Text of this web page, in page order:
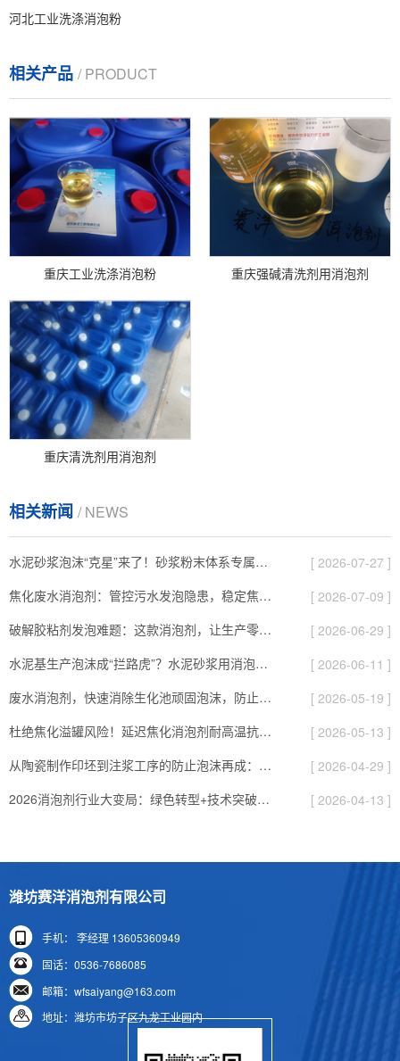
河北工业洗涤消泡粉
相关产品 / PRODUCT
重庆工业洗涤消泡粉 重庆强碱清洗剂用消泡剂
重庆清洗剂用消泡剂
相关新闻 / NEWS
水泥砂浆泡沫“克星”来了！砂浆粉末体系专属消泡粉，如何破解生产顽疾？
[ 2026-07-27 ]
焦化废水消泡剂：管控污水发泡隐患，稳定焦化污水处理工况
[ 2026-07-09 ]
破解胶粘剂发泡难题：这款消泡剂，让生产零缺陷、成本更可控！
[ 2026-06-29 ]
水泥基生产泡沫成“拦路虎”？水泥砂浆用消泡剂，高效破泡还提耐久性
[ 2026-06-11 ]
废水消泡剂，快速消除生化池顽固泡沫，防止溢流与菌胶团破坏，提升污水处理效率与出水水质
[ 2026-05-19 ]
杜绝焦化溢罐风险！延迟焦化消泡剂耐高温抗剪切，保障炼化装置长周期稳定运行 在石油炼化深加工行业中，延迟焦化装置是重质油、渣油裂解转化的核心工艺设备，主要通过高温热裂解反应，将重质原料转化为轻质油品、焦炭等产物，广泛应用于大型石化、能源炼化企业。延迟焦化生产处于高温、高压、高剪切严苛工况，原料内含胶质、沥青质、表面活性杂质，在裂解升温、发泡生焦阶段极易产生大量粘稠泡沫。泡沫膨胀速度快、承压稳定性强，
[ 2026-05-13 ]
从陶瓷制作印坯到注浆工序的防止泡沫再成：使用高固含陶瓷浆料消泡剂的三大黄金法则！
[ 2026-04-29 ]
2026消泡剂行业大变局：绿色转型+技术突破，180亿市场藏着哪些新机遇？
[ 2026-04-13 ]
潍坊赛洋消泡剂有限公司
手机： 李经理 13605360949
固话：0536-7686085
邮箱：wfsaiyang@163.com
地址：潍坊市坊子区九龙工业园内